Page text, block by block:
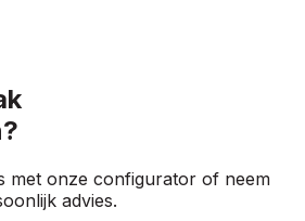
met onze configurator of neem
advies.